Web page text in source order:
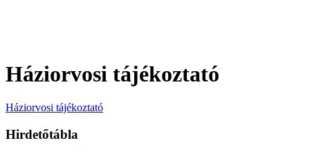
Háziorvosi tájékoztató
Háziorvosi tájékoztató
Hirdetőtábla